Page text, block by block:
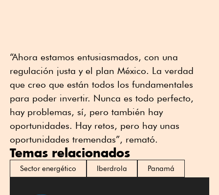
“Ahora estamos entusiasmados, con una
regulación justa y el plan México. La verdad
que creo que están todos los fundamentales
para poder invertir. Nunca es todo perfecto,
hay problemas, sí, pero también hay
oportunidades. Hay retos, pero hay unas
oportunidades tremendas”, remató.
Temas relacionados
Sector energético Iberdrola Panamá